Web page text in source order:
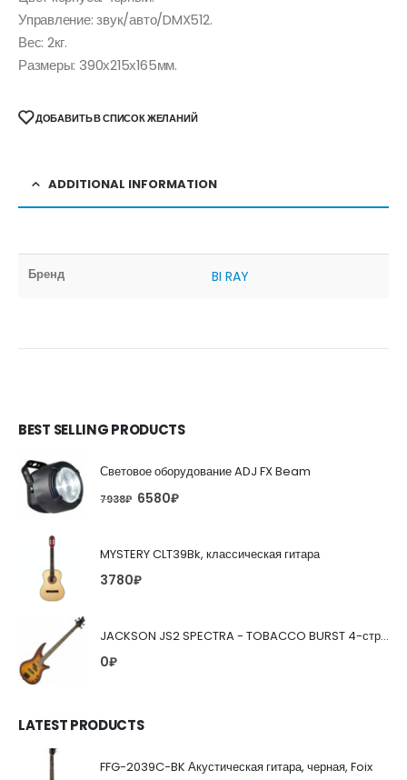
Управление: звук/авто/DMX512.
Вес: 2кг.
Размеры: 390х215х165мм.
ДОБАВИТЬ В СПИСОК ЖЕЛАНИЙ
ADDITIONAL INFORMATION
Бренд BI RAY
BEST SELLING PRODUCTS
Световое оборудование ADJ FX Beam
7938₽ 6580₽
MYSTERY CLT39Bk, классическая гитара
3780₽
JACKSON JS2 SPECTRA - TOBACCO BURST 4-струнная бас-гитара
0₽
LATEST PRODUCTS
FFG-2039C-BK Акустическая гитара, черная, Foix